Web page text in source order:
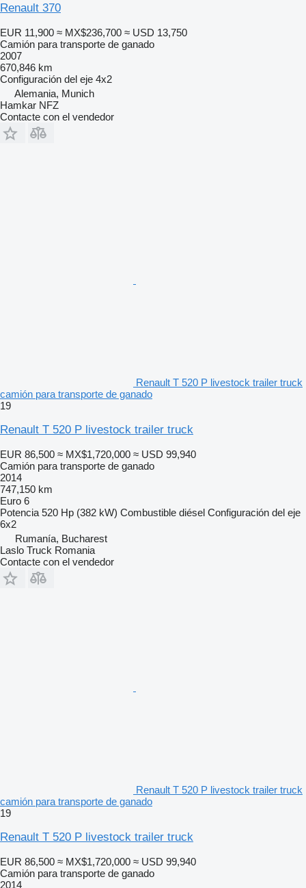
Renault 370
EUR 11,900 ≈ MX$236,700 ≈ USD 13,750
Camión para transporte de ganado
2007
670,846 km
Configuración del eje 4x2
Alemania, Munich
Hamkar NFZ
Contacte con el vendedor
Renault T 520 P livestock trailer truck
camión para transporte de ganado
19
Renault T 520 P livestock trailer truck
EUR 86,500 ≈ MX$1,720,000 ≈ USD 99,940
Camión para transporte de ganado
2014
747,150 km
Euro 6
Potencia 520 Hp (382 kW) Combustible diésel Configuración del eje
6x2
Rumanía, Bucharest
Laslo Truck Romania
Contacte con el vendedor
Renault T 520 P livestock trailer truck
camión para transporte de ganado
19
Renault T 520 P livestock trailer truck
EUR 86,500 ≈ MX$1,720,000 ≈ USD 99,940
Camión para transporte de ganado
2014